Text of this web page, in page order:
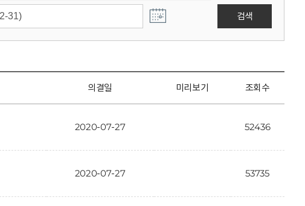
검색
의결일 미리보기 조회수
2020-07-27 52436
2020-07-27 53735